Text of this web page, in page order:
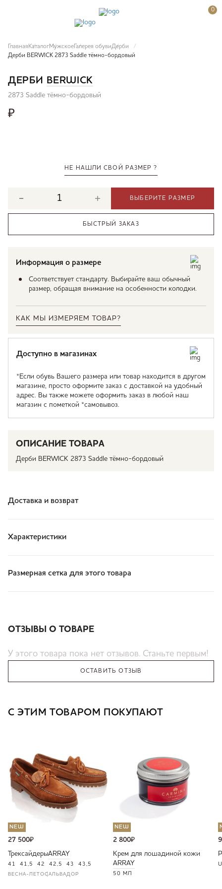
0
Главная КаталогМужское Галерея обувиДерби
Дерби BERWICK 2873 Saddle тёмно-бордовый
ДЕРБИ BERWICK
2873 Saddle тёмно-бордовый
₽
НЕ НАШЛИ СВОЙ РАЗМЕР ?
ВЫБЕРИТЕ РАЗМЕР
БЫСТРЫЙ ЗАКАЗ
Информация о размере
Соответствует стандарту. Выбирайте ваш обычный
размер, обращая внимание на особенности колодки.
КАК МЫ ИЗМЕРЯЕМ ТОВАР?
Доступно в магазинах
*Если обувь Вашего размера или товар находится в другом
магазине, просто оформите заказ с доставкой на удобный
адрес. Вы также можете оформить заказ в любой наш
магазин с пометкой *самовывоз.
ОПИСАНИЕ ТОВАРА
Дерби BERWICK 2873 Saddle тёмно-бордовый
Доставка и возврат
Характеристики
Размерная сетка для этого товара
ОТЗЫВЫ О ТОВАРЕ
У этого товара пока нет отзывов. Станьте первым!
ОСТАВИТЬ ОТЗЫВ
С ЭТИМ ТОВАРОМ ПОКУПАЮТ
NEW
27 500₽
ТрексайдерыARRAY
41 41,5 42 42,5 43 43,5
ВЕСНА-ЛЕТОСАЛЬВАДОР
NEW
2 800₽
Крем для лошадиной кожи
ARRAY
50 МЛ